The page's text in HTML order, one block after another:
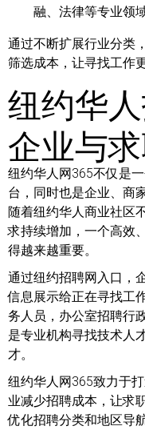
融、法律等专业领
通过不断扩展行业分类
筛选成本，让寻找工作
纽约华
企业与
纽约华人网365不仅是
台，同时也是企业、商
随着纽约华人商业社区
求持续增加，一个高效
得越来越重要。
通过纽约招聘网入口，
信息展示给正在寻找工
务人员，办公室招聘行
是专业机构寻找技术人
才。
纽约华人网365致力于
业减少招聘成本，让求
优化招聘分类和地区导